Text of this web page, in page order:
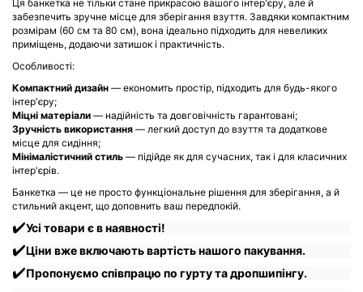
Ця банкетка не тільки стане прикрасою вашого інтер'єру, але й
забезпечить зручне місце для зберігання взуття. Завдяки компактним
розмірам (60 см та 80 см), вона ідеально підходить для невеликих
приміщень, додаючи затишок і практичність.
Особливості:
Компактний дизайн — економить простір, підходить для будь-якого
інтер'єру;
Міцні матеріали — надійність та довговічність гарантовані;
Зручність використання — легкий доступ до взуття та додаткове
місце для сидіння;
Мінімалістичний стиль — підійде як для сучасних, так і для класичних
інтер'єрів.
Банкетка — це не просто функціональне рішення для зберігання, а й
стильний акцент, що доповнить ваш передпокій.
✔️Усі товари є в наявності!
✔️Ціни вже включають вартість нашого пакування.
✔️Пропонуємо співпрацю по гурту та дропшипінгу.